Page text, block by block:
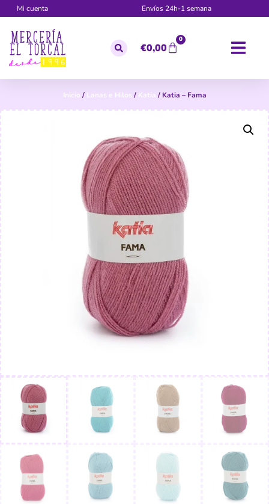
Mi cuenta Envíos 24h-1 semana
€0,00
0
Inicio / Lanas e Hilos / Katia / Katia – Fama